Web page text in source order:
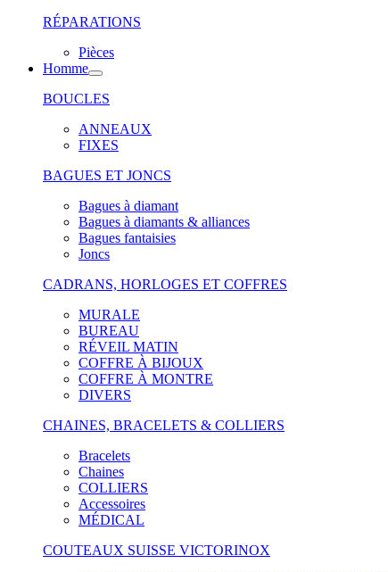
RÉPARATIONS
Pièces
Homme
BOUCLES
ANNEAUX
FIXES
BAGUES ET JONCS
Bagues à diamant
Bagues à diamants & alliances
Bagues fantaisies
Joncs
CADRANS, HORLOGES ET COFFRES
MURALE
BUREAU
RÉVEIL MATIN
COFFRE À BIJOUX
COFFRE À MONTRE
DIVERS
CHAINES, BRACELETS & COLLIERS
Bracelets
Chaines
COLLIERS
Accessoires
MÉDICAL
COUTEAUX SUISSE VICTORINOX